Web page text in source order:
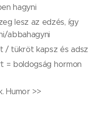
hagyni
lesz az edzés, így
abbahagyni
/ tükröt kapsz és adsz
= boldogság hormon
Humor >>